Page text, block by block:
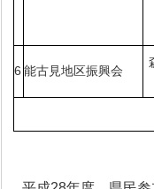
6 能古見地区振興会